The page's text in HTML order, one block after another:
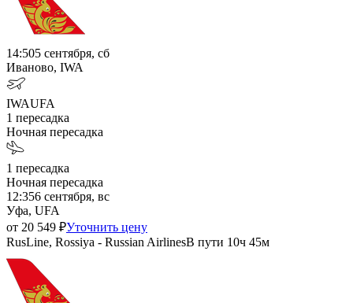
14:505 сентября, сб
Иваново, IWA
IWAUFA
1 пересадка
Ночная пересадка
1 пересадка
Ночная пересадка
12:356 сентября, вс
Уфа, UFA
от 20 549 ₽Уточнить цену
RusLine, Rossiya - Russian AirlinesВ пути 10ч 45м